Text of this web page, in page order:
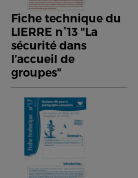
Fiche technique du
LIERRE n°13 "La
sécurité dans
l’accueil de
groupes"